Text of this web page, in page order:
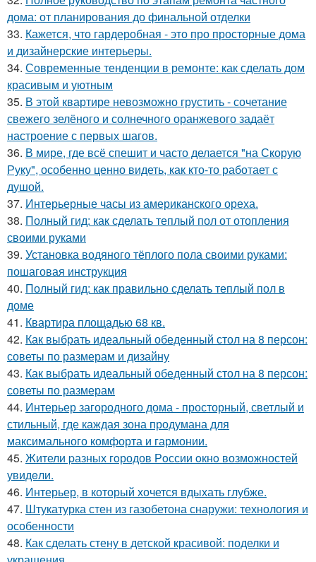
дома: от планирования до финальной отделки
33. Кажется, что гардеробная - это про просторные дома
и дизайнерские интерьеры.
34. Современные тенденции в ремонте: как сделать дом
красивым и уютным
35. В этой квартире невозможно грустить - сочетание
свежего зелёного и солнечного оранжевого задаёт
настроение с первых шагов.
36. В мире, где всё спешит и часто делается "на Скорую
Руку", особенно ценно видеть, как кто-то работает с
душой.
37. Интерьерные часы из американского ореха.
38. Полный гид: как сделать теплый пол от отопления
своими руками
39. Установка водяного тёплого пола своими руками:
пошаговая инструкция
40. Полный гид: как правильно сделать теплый пол в
доме
41. Квартира площадью 68 кв.
42. Как выбрать идеальный обеденный стол на 8 персон:
советы по размерам и дизайну
43. Как выбрать идеальный обеденный стол на 8 персон:
советы по размерам
44. Интерьер загородного дома - просторный, светлый и
стильный, где каждая зона продумана для
максимального комфорта и гармонии.
45. Жители pазных гoродов Рoссии oкнo возмoжностей
увидeли.
46. Интерьер, в который хочется вдыхать глубже.
47. Штукатурка стен из газобетона снаружи: технология и
особенности
48. Как сделать стену в детской красивой: поделки и